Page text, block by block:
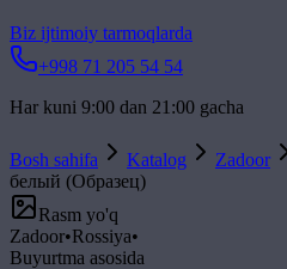
Biz ijtimoiy tarmoqlarda
+998 71 205 54 54
Har kuni 9:00 dan 21:00 gacha
Bosh sahifa Katalog Zadoor
белый (Образец)
Rasm yo'q
Zadoor•Rossiya•
Buyurtma asosida